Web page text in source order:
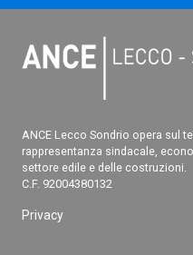
ANCE Lecco Sondrio opera sul
rappresentanza sindacale,
settore edile e delle costruzioni.
C.F. 92004380132
Privacy